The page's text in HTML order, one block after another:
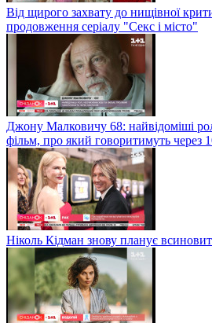
Від щирого захвату до нищівної
продовження серіалу "Секс і місто"
Джону Малковичу 68: найвідоміші
фільм, про який говоритимуть через
Ніколь Кідман знову планує